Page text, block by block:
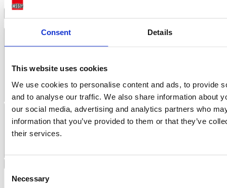
Consent Details
This website uses cookies
We use cookies to personalise content and ads, to provide
and to analyse our traffic. We also share information about
our social media, advertising and analytics partners who
information that you’ve provided to them or that they’ve
their services.
Consent
Selection
Necessary
Catégorie
Utilisable pour